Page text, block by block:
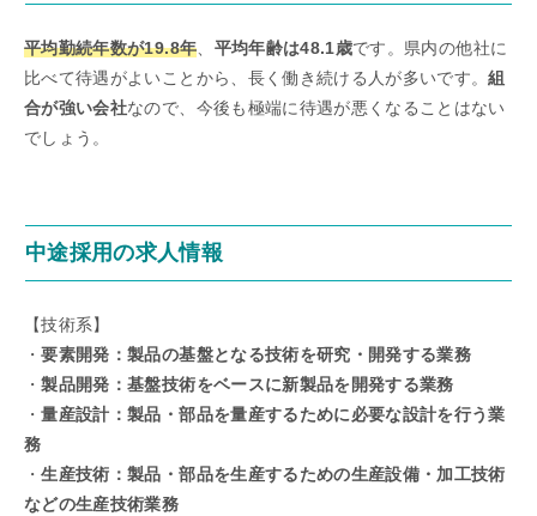
平均勤続年数が19.8年 平均年齢は48.1歳です。県内の他社に
比べて待遇がよいことから、長く働き続ける人が多いです。組
合が強い会社なので、今後も極端に待遇が悪くなることはない
でしょう。
中途採用の求人情報
【技術系】
・要素開発：製品の基盤となる技術を研究・開発する業務
・製品開発：基盤技術をベースに新製品を開発する業務
・量産設計：製品・部品を量産するために必要な設計を行う業
務
・生産技術：製品・部品を生産するための生産設備・加工技術
などの生産技術業務